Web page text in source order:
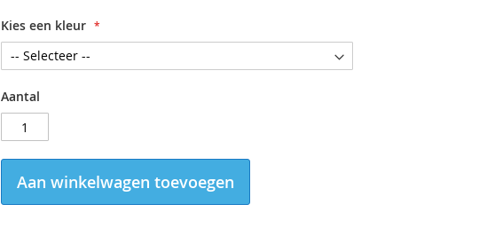
Kies een kleur
Aantal
Aan winkelwagen toevoegen